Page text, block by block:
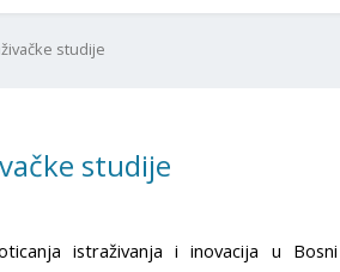
studije
studije
istraživanja i inovacija u